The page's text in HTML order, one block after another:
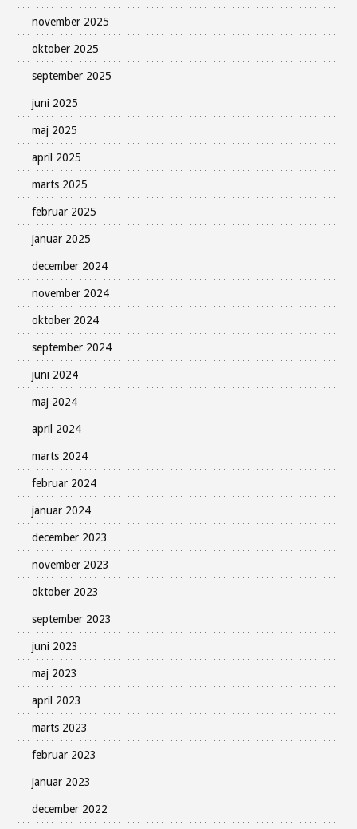
november 2025
oktober 2025
september 2025
juni 2025
maj 2025
april 2025
marts 2025
februar 2025
januar 2025
december 2024
november 2024
oktober 2024
september 2024
juni 2024
maj 2024
april 2024
marts 2024
februar 2024
januar 2024
december 2023
november 2023
oktober 2023
september 2023
juni 2023
maj 2023
april 2023
marts 2023
februar 2023
januar 2023
december 2022